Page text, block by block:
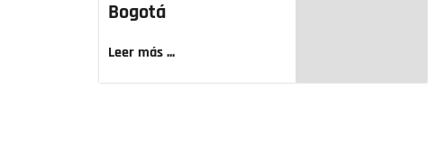
Bogotá
Leer más ...